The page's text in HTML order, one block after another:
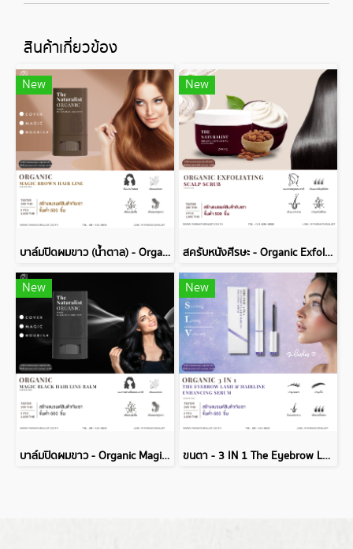
สินค้าเกี่ยวข้อง
New
บาล์มปิดผมขาว (น้ำตาล) - Organic Magic Brown Hair Line Balm
New
สครับหนังศีรษะ - Organic Exfoliating Scalp Scrub
New
บาล์มปิดผมขาว - Organic Magic Black Hair Line Balm
New
ขนตา - 3 IN 1 The Eyebrow Lash Hairline Enhancing Serum